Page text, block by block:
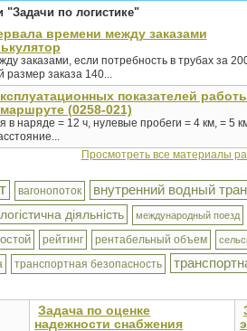
"Задачи по логистике"
времени между заказами
заказами, если потребность в трубах за
размер заказа 140...
показателей
(0258-021)
в наряде = 12 ч, нулевые пробеги = 4 км, = 5
Просмотреть все материалы
вагонопоток внутренний водный
логістична діяльність международный поезд
рейтинг рентабельный объем
транспортная безопасность
Задача по оценке
надежности снабжения